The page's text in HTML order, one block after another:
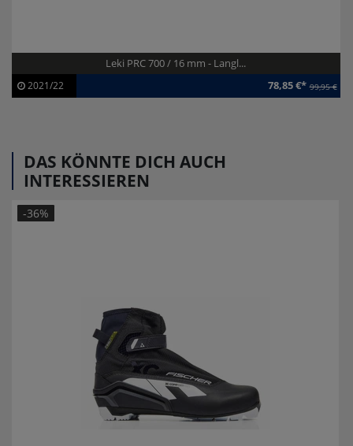
Leki PRC 700 / 16 mm - Langl...
Artikel-ID:
112498
2021/22 78,85 €* 99,95 €
DAS KÖNNTE DICH AUCH
INTERESSIEREN
-36%